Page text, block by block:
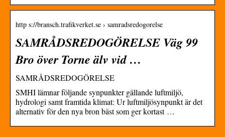
http s://bransch.trafikverket.se › samradsredogorelse
SAMRÅDSREDOGÖRELSE Väg 99
Bro över Torne älv vid …
SAMRÅDSREDOGÖRELSE
SMHI lämnar följande synpunkter gällande luftmiljö,
hydrologi samt framtida klimat: Ur luftmiljösynpunkt är det
alternativ för den nya bron bäst som ger kortast …